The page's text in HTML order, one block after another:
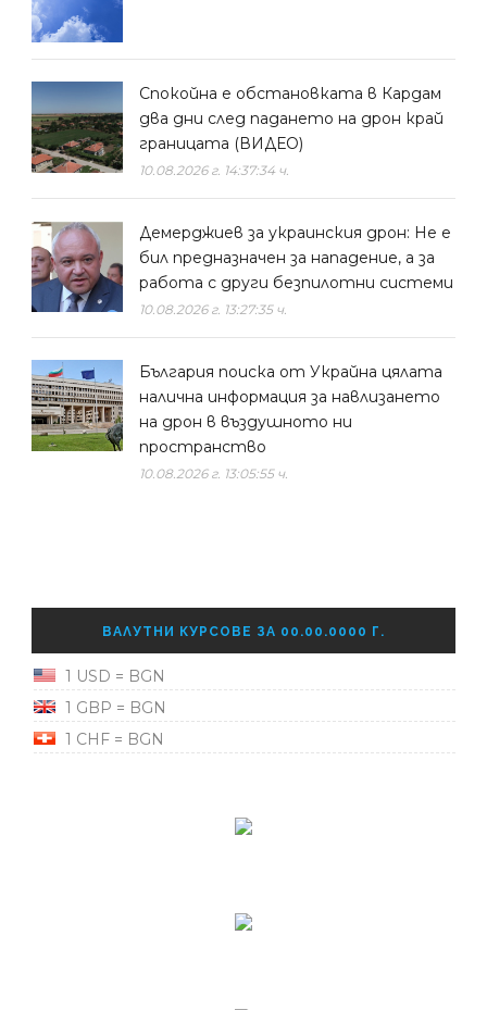
Спокойна е обстановката в Кардам
два дни след падането на дрон край
границата (ВИДЕО)
10.08.2026 г. 14:37:34 ч.
Демерджиев за украинския дрон: Не е
бил предназначен за нападение, а за
работа с други безпилотни системи
10.08.2026 г. 13:27:35 ч.
България поиска от Украйна цялата
налична информация за навлизането
на дрон в въздушното ни
пространство
10.08.2026 г. 13:05:55 ч.
ВАЛУТНИ КУРСОВЕ ЗА 00.00.0000 Г.
1 USD = BGN
1 GBP = BGN
1 CHF = BGN